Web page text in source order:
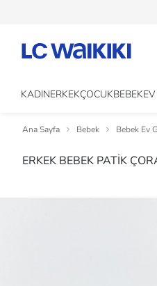
KADINERKEKÇOCUKBEBEK
Ana Sayfa Bebek Bebek Ev
ERKEK BEBEK PATİK